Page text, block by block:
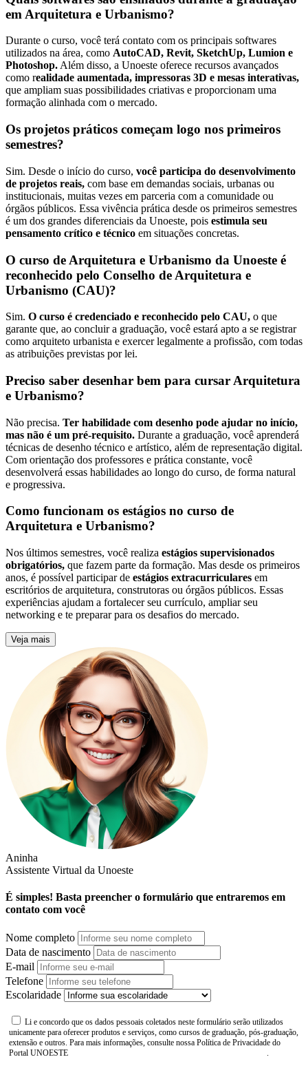
em Arquitetura e Urbanismo?
Durante o curso, você terá contato com os principais softwares
utilizados na área, como AutoCAD, Revit, SketchUp, Lumion e
Photoshop.Além disso, a Unoeste oferece recursos avançados
como realidade aumentada, impressoras 3D e mesas interativas,
que ampliam suas possibilidades criativas e proporcionam uma
formação alinhada com o mercado.
Os projetos práticos começam logo nos primeiros
semestres?
Sim. Desde o início do curso, você participa do desenvolvimento
de projetos reais, com base em demandas sociais, urbanas ou
institucionais, muitas vezes em parceria com a comunidade ou
órgãos públicos. Essa vivência prática desde os primeiros semestres
é um dos grandes diferenciais da Unoeste, pois estimula seu
pensamento crítico e técnico em situações concretas.
O curso de Arquitetura e Urbanismo da Unoeste é
reconhecido pelo Conselho de Arquitetura e
Urbanismo (CAU)?
Sim. O curso é credenciado e reconhecido pelo CAU, o que
garante que, ao concluir a graduação, você estará apto a se registrar
como arquiteto urbanista e exercer legalmente a profissão, com todas
as atribuições previstas por lei.
Preciso saber desenhar bem para cursar Arquitetura
e Urbanismo?
Não precisa. Ter habilidade com desenho pode ajudar no início,
mas não é um pré-requisito. Durante a graduação, você aprenderá
técnicas de desenho técnico e artístico, além de representação digital.
Com orientação dos professores e prática constante, você
desenvolverá essas habilidades ao longo do curso, de forma natural
e progressiva.
Como funcionam os estágios no curso de
Arquitetura e Urbanismo?
Nos últimos semestres, você realiza estágios supervisionados
obrigatórios, que fazem parte da formação. Mas desde os primeiros
anos, é possível participar de estágios extracurriculares em
escritórios de arquitetura, construtoras ou órgãos públicos. Essas
experiências ajudam a fortalecer seu currículo, ampliar seu
networking e te preparar para os desafios do mercado.
Veja mais
Aninha
Assistente Virtual da Unoeste
É simples! Basta preencher o formulário que entraremos em
contato com você
Nome completo
Data de nascimento
E-mail
Telefone
Escolaridade
Li e concordo que os dados pessoais coletados neste formulário serão utilizados
unicamente para oferecer produtos e serviços, como cursos de graduação, pós-graduação,
extensão e outros. Para mais informações, consulte nossa Política de Privacidade do
Portal UNOESTE